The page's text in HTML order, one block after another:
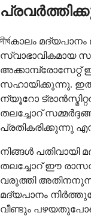
দীর্ঘകാലം
സ്വാഭാവികമായ
സഹായിക്കുന്നു. ഇത്
ന്യൂറോ
തലച്ചോറ്
പ്രതികരിക്കുന്നു
നിങ്ങൾ പതിവായി
തലച്ചോറ് ഈ
വരുത്തി
മദ്യപാനം
വീണ്ടും